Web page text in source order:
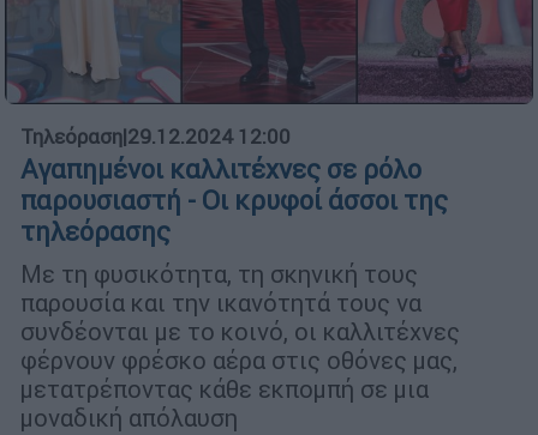
Τηλεόραση|29.12.2024 12:00
Αγαπημένοι καλλιτέχνες σε ρόλο
παρουσιαστή - Οι κρυφοί άσσοι της
τηλεόρασης
Με τη φυσικότητα, τη σκηνική τους
παρουσία και την ικανότητά τους να
συνδέονται με το κοινό, οι καλλιτέχνες
φέρνουν φρέσκο αέρα στις οθόνες μας,
μετατρέποντας κάθε εκπομπή σε μια
μοναδική απόλαυση